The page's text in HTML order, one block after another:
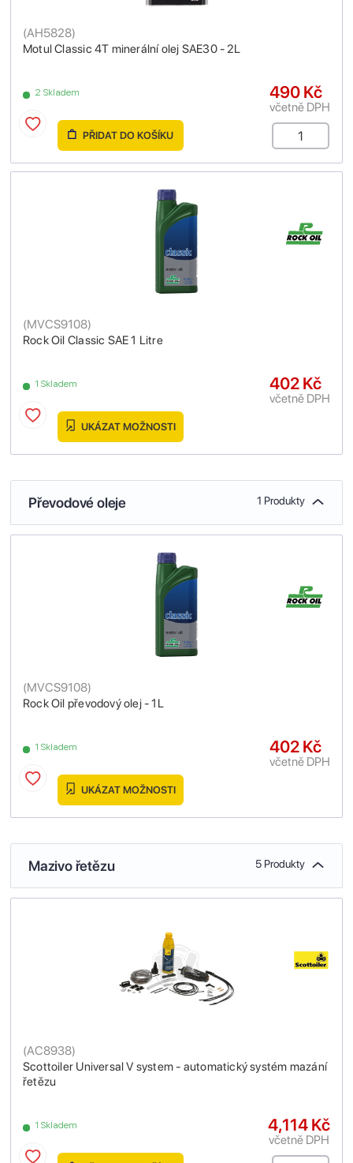
Motul Classic 4T minerální olej SAE30 - 2L
(AH5828)
2 Skladem 490 Kč
včetně DPH
PŘIDAT DO KOŠÍKU
Rock Oil Classic SAE 1 Litre
(MVCS9108)
1 Skladem 402 Kč
včetně DPH
UKÁZAT MOŽNOSTI
Převodové oleje 1 Produkty
Rock Oil převodový olej - 1L
(MVCS9108)
1 Skladem 402 Kč
včetně DPH
UKÁZAT MOŽNOSTI
Mazivo řetězu 5 Produkty
Scottoiler Universal V system - automatický systém mazání
řetězu
(AC8938)
1 Skladem 4,114 Kč
včetně DPH